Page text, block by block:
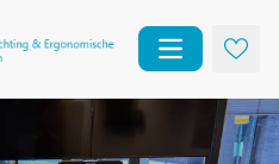
Open main